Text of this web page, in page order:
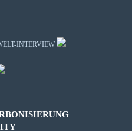
INTERVIEW